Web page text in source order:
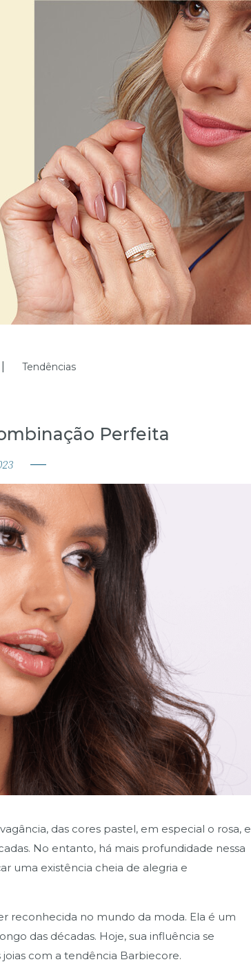
Tendências
Perfeita
das cores pastel, em especial o rosa, e
No entanto, há mais profundidade nessa
uma existência cheia de alegria e
reconhecida no mundo da moda. Ela é um
das décadas. Hoje, sua influência se
com a tendência Barbiecore.